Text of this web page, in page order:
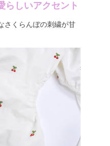
らしいアクセント
さくらんぼの刺繍が甘